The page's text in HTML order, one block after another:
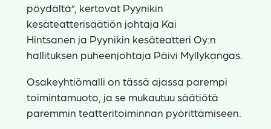
pöydältä”, kertovat Pyynikin
kesäteatterisäätiön johtaja Kai
Hintsanen ja Pyynikin kesäteatteri Oy:n
hallituksen puheenjohtaja Päivi Myllykangas.
Osakeyhtiömalli on tässä ajassa parempi
toimintamuoto, ja se mukautuu säätiötä
paremmin teatteritoiminnan pyörittämiseen.